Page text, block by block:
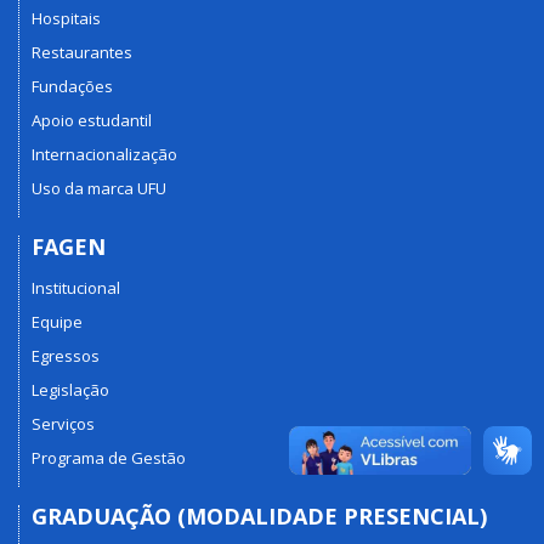
Hospitais
Restaurantes
Fundações
Apoio estudantil
Internacionalização
Uso da marca UFU
FAGEN
Institucional
Equipe
Egressos
Legislação
Serviços
Programa de Gestão
GRADUAÇÃO (MODALIDADE PRESENCIAL)